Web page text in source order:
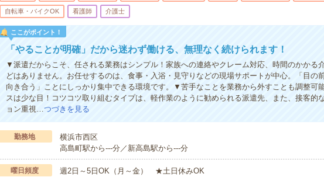
自転車・バイクOK 看護師 介護士
ここがポイント！
「やることが明確」だから迷わず働ける、無理なく続けられます！
▼派遣だからこそ、任される業務はシンプル！家族への連絡やクレーム対応、時間のかかる
どはありません。お任せするのは、食事・入浴・見守りなどの現場サポートが中心。「目の
向き合う」ことにしっかり集中できる環境です。▼苦手なことを業務から外すことも調整可
スは少な目！コツコツ取り組むタイプは、軽作業のように勧められる派遣先、また、接客的
ョン重視…つづきを見る
勤務地
横浜市西区
高島町駅から---分／新高島駅から---分
曜日頻度 週2日～5日OK（月～金） ★土日休みOK